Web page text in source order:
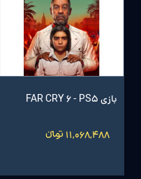
بازی FAR CRY 6 - PS5
11,068,488 تومانءءء